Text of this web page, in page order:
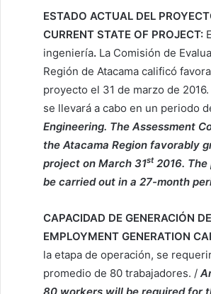
ESTADO ACTUAL DEL
CURRENT STATE OF PROJECT:
ingeniería. La Comisión de
Región de Atacama calificó
proyecto el 31 de marzo de
se llevará a cabo en un periodo
Engineering. The Assessment
the Atacama Region favorably
project on March 31st2016.
be carried out in a 27-month
CAPACIDAD DE GENERACIÓN
EMPLOYMENT GENERATION
la etapa de operación, se
promedio de 80 trabajadores. /